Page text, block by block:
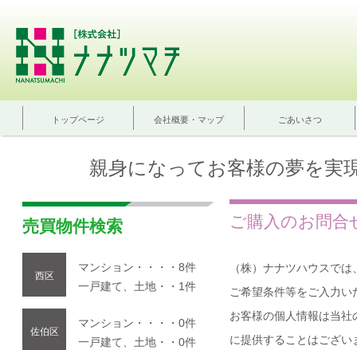
トップページ 会社概要・マップ ごあいさつ
親身になってお客様の夢を実
売買物件検索
西区
マンション・・・・8件
一戸建て、土地・・1件
佐伯区
マンション・・・・0件
一戸建て、土地・・0件
ご購入のお問合
（株）ナナツハウスで
ご希望条件等をご入力
お客様の個人情報は当
に提供することはござい